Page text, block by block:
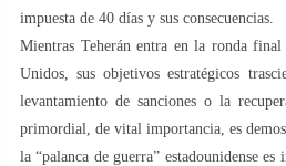
impuesta de 40 días y sus consecuencias.
Mientras Teherán entra en la ronda final
Unidos, sus objetivos estratégicos
levantamiento de sanciones o la
primordial, de vital importancia, es
la “palanca de guerra” estadounidense